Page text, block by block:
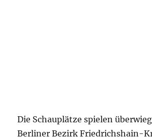
Die Schauplätze spielen
Berliner Bezirk Friedrichshain-